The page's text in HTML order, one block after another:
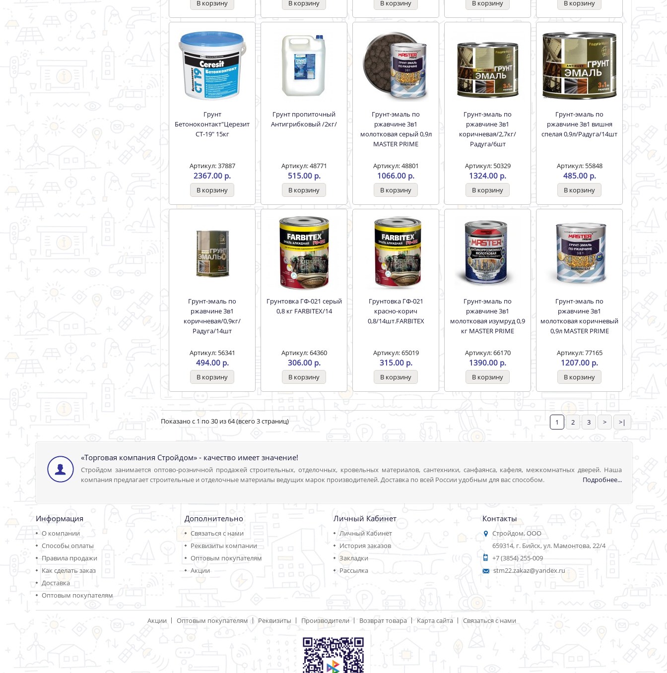
Грунт
Бетоноконтакт"Церезит
СТ-19" 15кг
Артикул: 37887
2367.00 р.
Грунт пропиточный
Антигрибковый /2кг/
Артикул: 48771
515.00 р.
Грунт-эмаль по
ржавчине 3в1
молотковая серый 0,9л
MASTER PRIME
Артикул: 48801
1066.00 р.
Грунт-эмаль по
ржавчине 3в1
коричневая/2,7кг/
Радуга/6шт
Артикул: 50329
1324.00 р.
Грунт-эмаль по
ржавчине 3в1 вишня
спелая 0,9л/Радуга/14шт
Артикул: 55848
485.00 р.
Грунт-эмаль по
ржавчине 3в1
коричневая/0,9кг/
Радуга/14шт
Артикул: 56341
494.00 р.
Грунтовка ГФ-021 серый
0,8 кг FARBITEX/14
Артикул: 64360
306.00 р.
Грунтовка ГФ-021
красно-корич
0,8/14шт.FARBITEX
Артикул: 65019
315.00 р.
Грунт-эмаль по
ржавчине 3в1
молотковая изумруд 0,9
кг MASTER PRIME
Артикул: 66170
1390.00 р.
Грунт-эмаль по
ржавчине 3в1
молотковая коричневый
0,9л MASTER PRIME
Артикул: 77165
1207.00 р.
1 2 3 > >|
Показано с 1 по 30 из 64 (всего 3 страниц)
«Торговая компания Стройдом» - качество имеет значение!
Стройдом занимается оптово-розничной продажей строительных, отделочных, кровельных материалов, сантехники, санфаянса, кафеля, межкомнатных дверей. Наша
компания предлагает строительные и отделочные материалы ведущих марок производителей. Доставка по всей России удобным для вас способом.
Подробнее...
Информация
О компании
Способы оплаты
Правила продажи
Как сделать заказ
Доставка
Оптовым покупателям
Дополнительно
Связаться с нами
Реквизиты компании
Оптовым покупателям
Акции
Личный Кабинет
Личный Кабинет
История заказов
Закладки
Рассылка
Контакты
Стройдом, ООО
659314, г. Бийск, ул. Мамонтова, 22/4
+7 (3854) 255-009
stm22.zakaz@yandex.ru
Акции Оптовым покупателям Реквизиты Производители Возврат товара Карта сайта Связаться с нами